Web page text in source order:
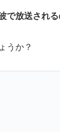
で放送される
うか？